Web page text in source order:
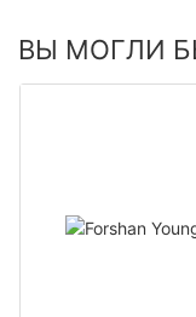
ВЫ МОГЛИ